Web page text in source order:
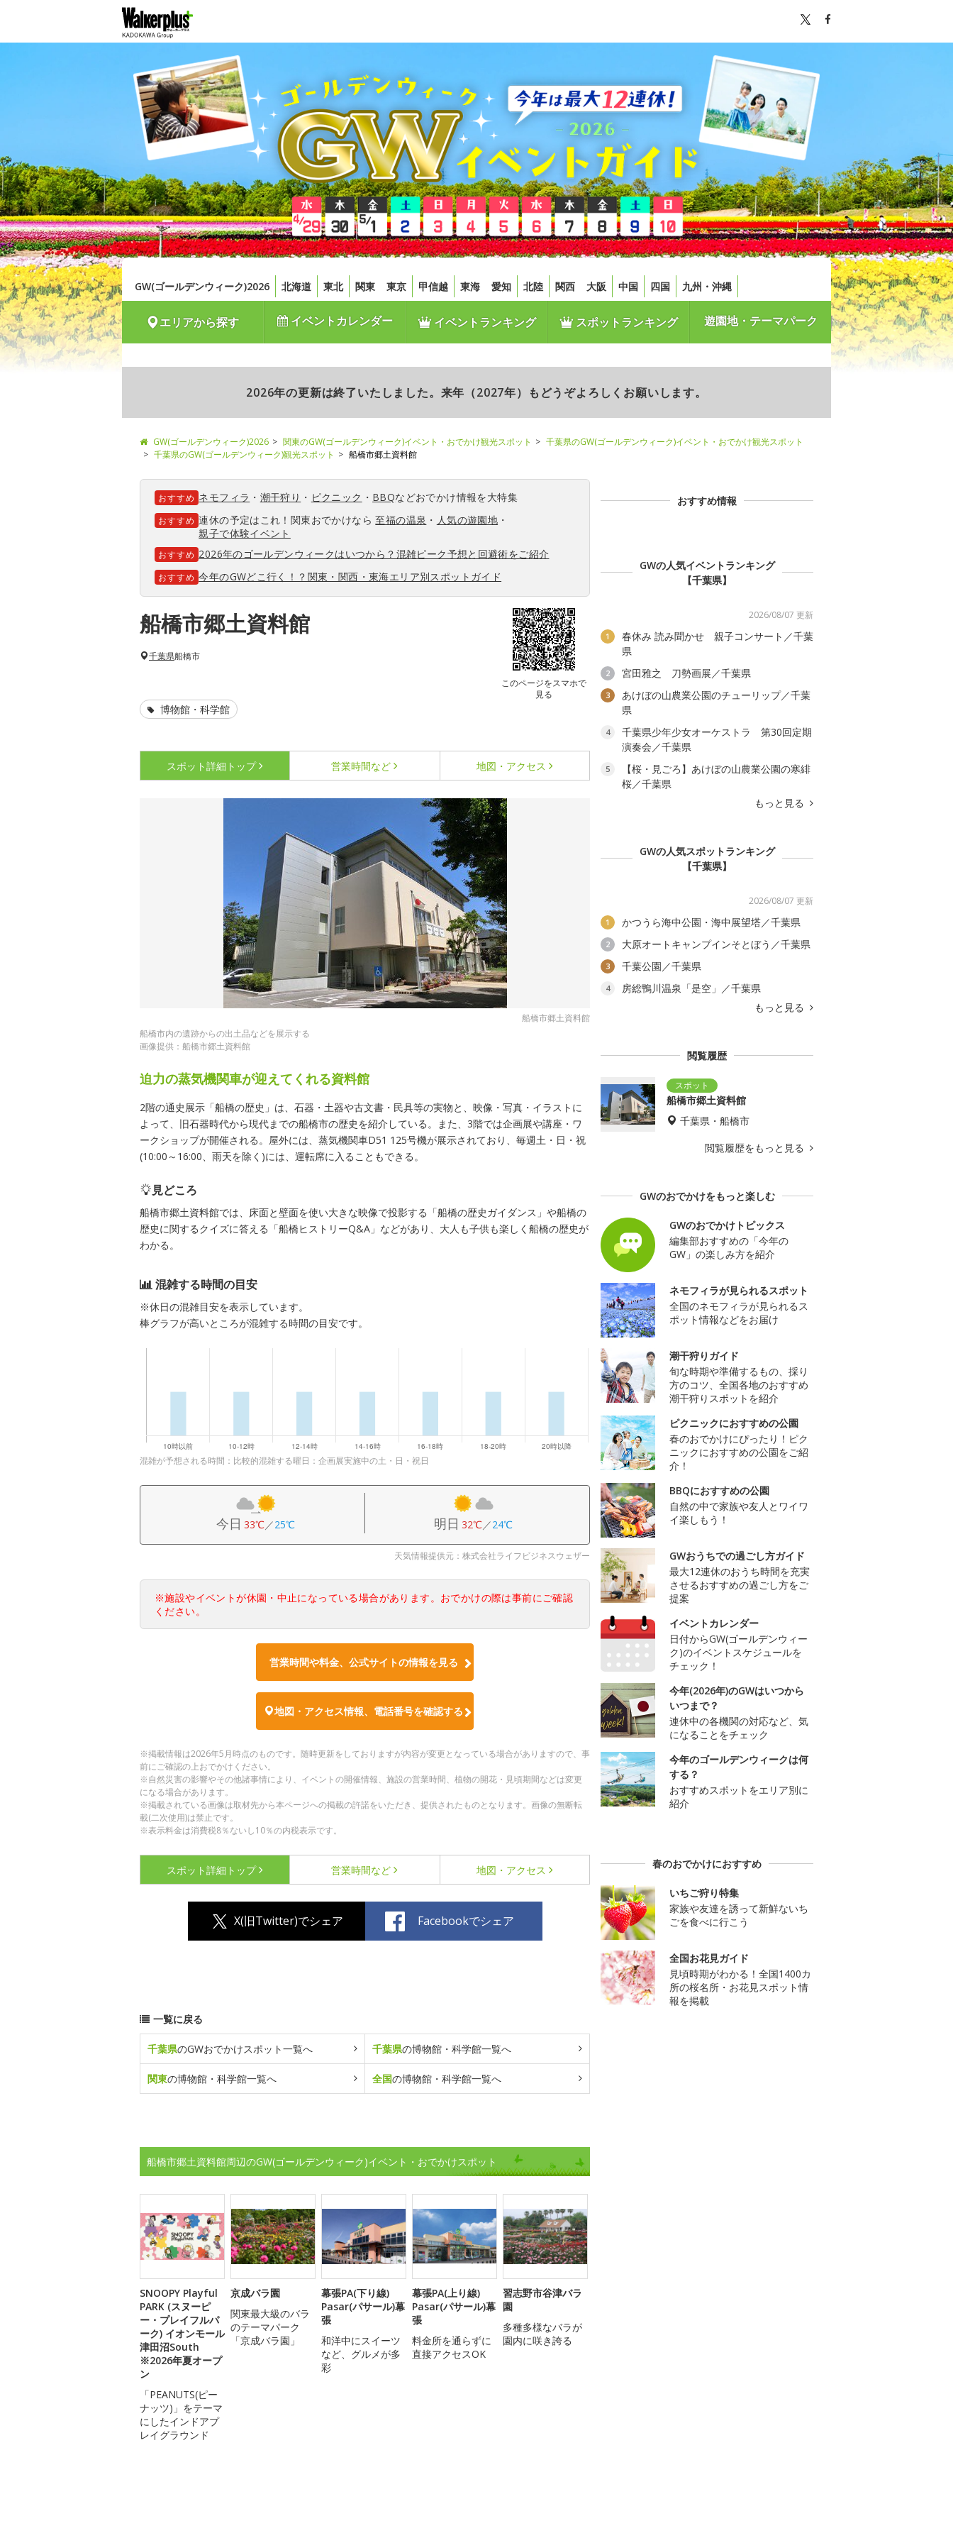
GW(ゴールデンウィーク)2026 北海道 東北 関東 東京 甲信越 東海 愛知 北陸 関西 大阪 中国 四国 九州・沖縄
エリアから探す イベントカレンダー イベントランキング スポットランキング 遊園地・テーマパーク
2026年の更新は終了いたしました。来年（2027年）もどうぞよろしくお願いします。
GW(ゴールデンウィーク)2026 関東のGW(ゴールデンウィーク)イベント・おでかけ観光スポット
千葉県のGW(ゴールデンウィーク)イベント・おでかけ観光スポット
千葉県のGW(ゴールデンウィーク)観光スポット
船橋市郷土資料館
おすすめ ネモフィラ ・ 潮干狩り ・ ピクニック ・ BBQなどおでかけ情報を大特集
おすすめ 連休の予定はこれ！関東おでかけなら至福の温泉 ・ 人気の遊園地 ・
親子で体験イベント
おすすめ 2026年のゴールデンウィークはいつから？混雑ピーク予想と回避術をご紹介
おすすめ 今年のGWどこ行く！？関東・関西・東海エリア別スポットガイド
船橋市郷土資料館
このページをスマホで
見る
千葉県船橋市
博物館・科学館
スポット詳細 トップ 営業時間など 地図・アクセス
船橋市郷土資料館
船橋市内の遺跡からの出土品などを展示する
画像提供：船橋市郷土資料館
迫力の蒸気機関車が迎えてくれる資料館
2階の通史展示「船橋の歴史」は、石器・土器や古文書・民具等の実物と、映像・写真・イラストに
よって、旧石器時代から現代までの船橋市の歴史を紹介している。また、3階では企画展や講座・ワ
ークショップが開催される。屋外には、蒸気機関車D51 125号機が展示されており、毎週土・日・祝
(10:00～16:00、雨天を除く)には、運転席に入ることもできる。
見どころ
船橋市郷土資料館では、床面と壁面を使い大きな映像で投影する「船橋の歴史ガイダンス」や船橋の
歴史に関するクイズに答える「船橋ヒストリーQ&A」などがあり、大人も子供も楽しく船橋の歴史が
わかる。
混雑する時間の目安
※休日の混雑目安を表示しています。
棒グラフが高いところが混雑する時間の目安です。
混雑が予想される時間：比較的混雑する曜日：企画展実施中の土・日・祝日
今日 33℃／25℃ 明日 32℃／24℃
天気情報提供元：株式会社ライフビジネスウェザー
※施設やイベントが休園・中止になっている場合があります。おでかけの際は事前にご確認
ください。
営業時間や料金、公式サイトの情報を見る
地図・アクセス情報、電話番号を確認する
※掲載情報は2026年5月時点のものです。随時更新をしておりますが内容が変更となっている場合がありますので、事
前にご確認の上おでかけください。
※自然災害の影響やその他諸事情により、イベントの開催情報、施設の営業時間、植物の開花・見頃期間などは変更
になる場合があります。
※掲載されている画像は取材先から本ページへの掲載の許諾をいただき、提供されたものとなります。画像の無断転
載(二次使用)は禁止です。
※表示料金は消費税8％ないし10％の内税表示です。
スポット詳細 トップ 営業時間など 地図・アクセス
X(旧Twitter)でシェア Facebookでシェア
一覧に戻る
千葉県のGWおでかけスポット一覧へ 千葉県の博物館・科学館一覧へ
関東の博物館・科学館一覧へ 全国の博物館・科学館一覧へ
船橋市郷土資料館周辺のGW(ゴールデンウィーク)イベント・おでかけスポット
SNOOPY Playful
PARK (スヌーピ
ー・プレイフルパ
ーク) イオンモール
津田沼South
※2026年夏オープ
ン
「PEANUTS(ピー
ナッツ)」をテーマ
にしたインドアプ
レイグラウンド
京成バラ園
関東最大級のバラ
のテーマパーク
「京成バラ園」
幕張PA(下り線)
Pasar(パサール)幕
張
和洋中にスイーツ
など、グルメが多
彩
幕張PA(上り線)
Pasar(パサール)幕
張
料金所を通らずに
直接アクセスOK
習志野市谷津バラ
園
多種多様なバラが
園内に咲き誇る
おすすめ情報
GWの人気イベントランキング
【千葉県】
2026/08/07 更新
1
春休み 読み聞かせ 親子コンサート／千葉
県
2 宮田雅之 刀勢画展／千葉県
3
あけぼの山農業公園のチューリップ／千葉
県
4
千葉県少年少女オーケストラ 第30回定期
演奏会／千葉県
5
【桜・見ごろ】あけぼの山農業公園の寒緋
桜／千葉県
もっと見る
GWの人気スポットランキング
【千葉県】
2026/08/07 更新
1 かつうら海中公園・海中展望塔／千葉県
2 大原オートキャンプインそとぼう／千葉県
3 千葉公園／千葉県
4
房総鴨川温泉「是空」／千葉県
もっと見る
閲覧履歴
船橋市郷土資料館
千葉県・船橋市
閲覧履歴をもっと見る
GWのおでかけをもっと楽しむ
GWのおでかけトピックス
編集部おすすめの「今年の
GW」の楽しみ方を紹介
ネモフィラが見られるスポット
全国のネモフィラが見られるス
ポット情報などをお届け
潮干狩りガイド
旬な時期や準備するもの、採り
方のコツ、全国各地のおすすめ
潮干狩りスポットを紹介
ピクニックにおすすめの公園
春のおでかけにぴったり！ピク
ニックにおすすめの公園をご紹
介！
BBQにおすすめの公園
自然の中で家族や友人とワイワ
イ楽しもう！
GWおうちでの過ごし方ガイド
最大12連休のおうち時間を充実
させるおすすめの過ごし方をご
提案
イベントカレンダー
日付からGW(ゴールデンウィー
ク)のイベントスケジュールを
チェック！
今年(2026年)のGWはいつから
いつまで？
連休中の各機関の対応など、気
になることをチェック
今年のゴールデンウィークは何
する？
おすすめスポットをエリア別に
紹介
春のおでかけにおすすめ
いちご狩り特集
家族や友達を誘って新鮮ないち
ごを食べに行こう
全国お花見ガイド
見頃時期がわかる！全国1400カ
所の桜名所・お花見スポット情
報を掲載